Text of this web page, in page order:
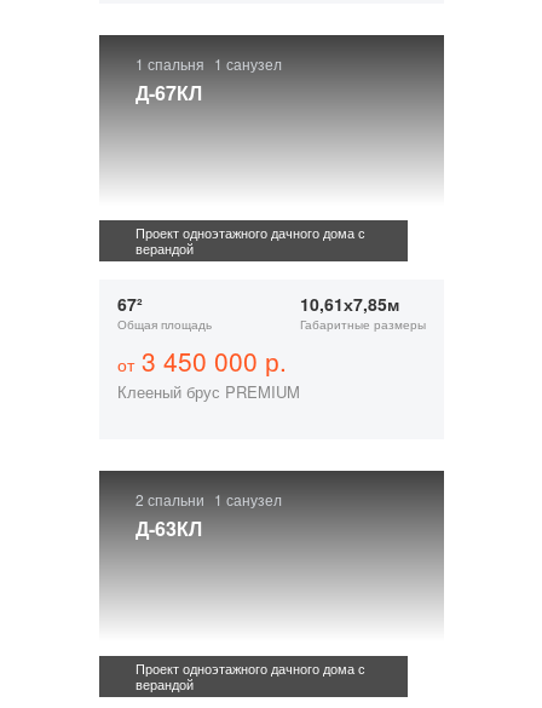
1 спальня 1 санузел
Д-67КЛ
Проект одноэтажного дачного дома с
верандой
67²
Общая площадь
10,61х7,85м
Габаритные размеры
от3 450 000 р.
Клееный брус PREMIUM
2 спальни 1 санузел
Д-63КЛ
Проект одноэтажного дачного дома с
верандой